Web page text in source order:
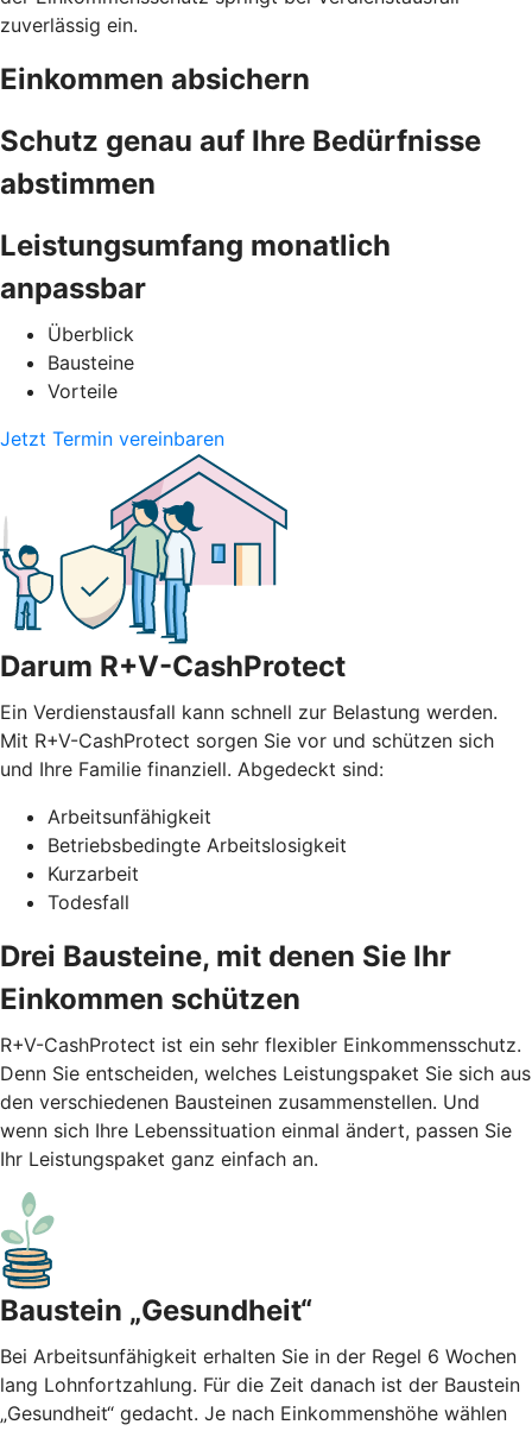
zuverlässig ein.
Einkommen absichern
Schutz genau auf Ihre Bedürfnisse
abstimmen
Leistungsumfang monatlich
anpassbar
Überblick
Bausteine
Vorteile
Jetzt Termin vereinbaren
Darum R+V-CashProtect
Ein Verdienstausfall kann schnell zur Belastung werden.
Mit R+V-CashProtect sorgen Sie vor und schützen sich
und Ihre Familie finanziell. Abgedeckt sind:
Arbeitsunfähigkeit
Betriebsbedingte Arbeitslosigkeit
Kurzarbeit
Todesfall
Drei Bausteine, mit denen Sie Ihr
Einkommen schützen
R+V-CashProtect ist ein sehr flexibler Einkommensschutz.
Denn Sie entscheiden, welches Leistungspaket Sie sich aus
den verschiedenen Bausteinen zusammenstellen. Und
wenn sich Ihre Lebenssituation einmal ändert, passen Sie
Ihr Leistungspaket ganz einfach an.
Baustein „Gesundheit“
Bei Arbeitsunfähigkeit erhalten Sie in der Regel 6 Wochen
lang Lohnfortzahlung. Für die Zeit danach ist der Baustein
„Gesundheit“ gedacht. Je nach Einkommenshöhe wählen